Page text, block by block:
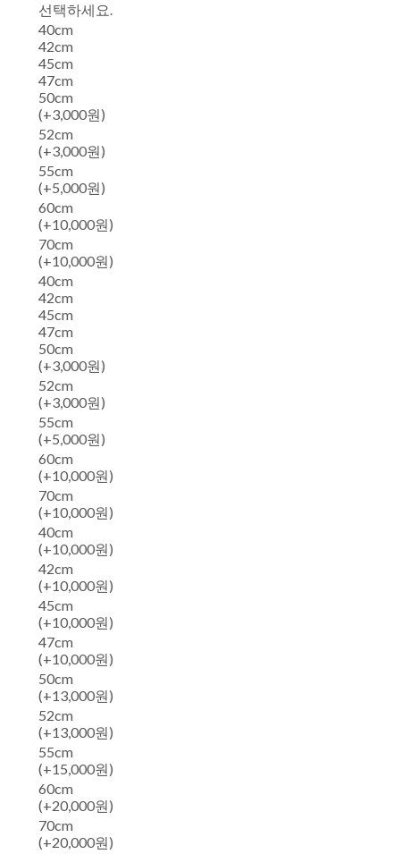
선택하세요.
40cm
42cm
45cm
47cm
50cm
(+3,000원)
52cm
(+3,000원)
55cm
(+5,000원)
60cm
(+10,000원)
70cm
(+10,000원)
40cm
42cm
45cm
47cm
50cm
(+3,000원)
52cm
(+3,000원)
55cm
(+5,000원)
60cm
(+10,000원)
70cm
(+10,000원)
40cm
(+10,000원)
42cm
(+10,000원)
45cm
(+10,000원)
47cm
(+10,000원)
50cm
(+13,000원)
52cm
(+13,000원)
55cm
(+15,000원)
60cm
(+20,000원)
70cm
(+20,000원)